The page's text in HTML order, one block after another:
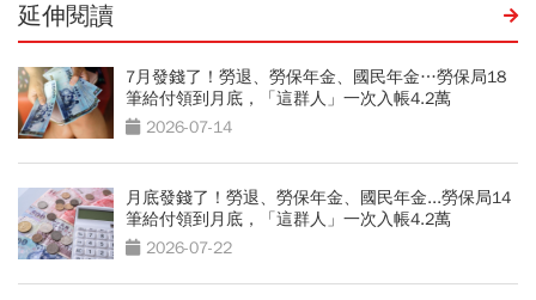
延伸閱讀
7月發錢了！勞退、勞保年金、國民年金…勞保局18
筆給付領到月底，「這群人」一次入帳4.2萬
2026-07-14
月底發錢了！勞退、勞保年金、國民年金...勞保局14
筆給付領到月底，「這群人」一次入帳4.2萬
2026-07-22